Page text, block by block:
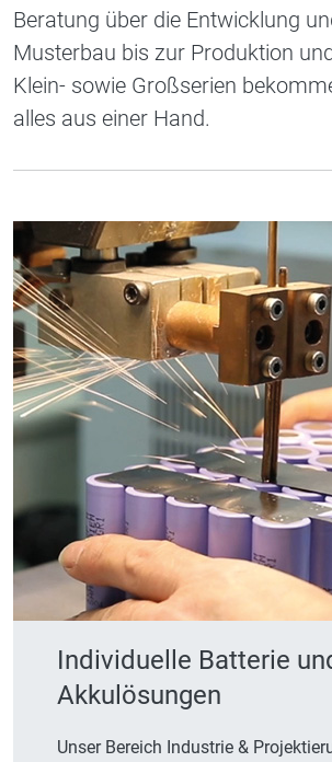
Beratung über die Entwicklung
Musterbau bis zur Produktion
Klein- sowie Großserien
alles aus einer Hand.
Individuelle Batterie
Akkulösungen
Unser Bereich Industrie &